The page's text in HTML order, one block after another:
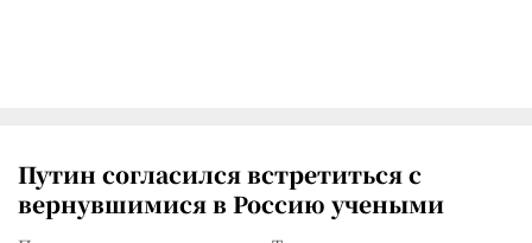
Путин согласился встретиться с
вернувшимися в Россию учеными